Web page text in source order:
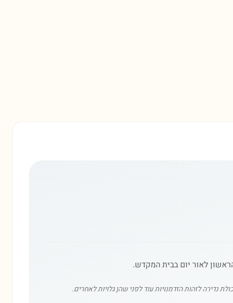
לאור יום בבית המקדש.
לזהות הזדמנויות עוד לפני שהן גלויות לאחרים.